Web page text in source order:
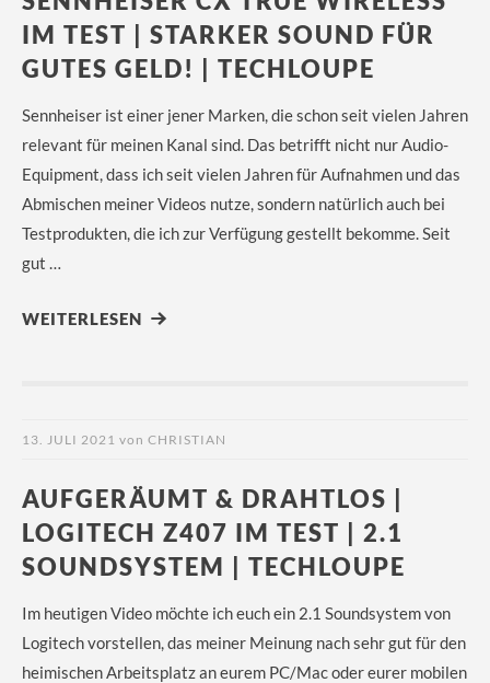
IM TEST | STARKER SOUND FÜR
GUTES GELD! | TECHLOUPE
Sennheiser ist einer jener Marken, die schon seit vielen Jahren
relevant für meinen Kanal sind. Das betrifft nicht nur Audio-
Equipment, dass ich seit vielen Jahren für Aufnahmen und das
Abmischen meiner Videos nutze, sondern natürlich auch bei
Testprodukten, die ich zur Verfügung gestellt bekomme. Seit
gut …
WEITERLESEN
13. JULI 2021 von CHRISTIAN
AUFGERÄUMT & DRAHTLOS |
LOGITECH Z407 IM TEST | 2.1
SOUNDSYSTEM | TECHLOUPE
Im heutigen Video möchte ich euch ein 2.1 Soundsystem von
Logitech vorstellen, das meiner Meinung nach sehr gut für den
heimischen Arbeitsplatz an eurem PC/Mac oder eurer mobilen